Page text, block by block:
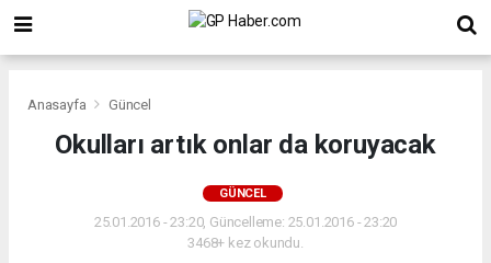
Anasayfa Güncel
Okulları artık onlar da koruyacak
GÜNCEL
25.01.2016 - 23:20, Güncelleme: 25.01.2016 - 23:20
3468+ kez okundu.